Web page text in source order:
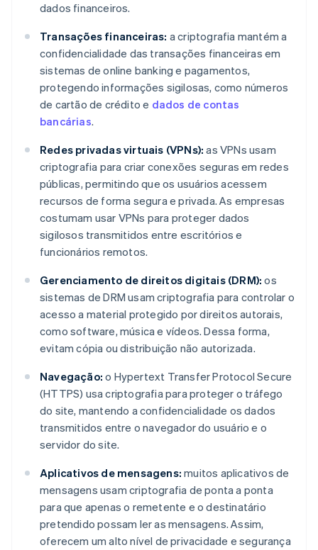
dados financeiros.
Transações financeiras: a criptografia mantém a
confidencialidade das transações financeiras em
sistemas de online banking e pagamentos,
protegendo informações sigilosas, como números
de cartão de crédito e dados de contas
bancárias.
Redes privadas virtuais (VPNs): as VPNs usam
criptografia para criar conexões seguras em redes
públicas, permitindo que os usuários acessem
recursos de forma segura e privada. As empresas
costumam usar VPNs para proteger dados
sigilosos transmitidos entre escritórios e
funcionários remotos.
Gerenciamento de direitos digitais (DRM): os
sistemas de DRM usam criptografia para controlar o
acesso a material protegido por direitos autorais,
como software, música e vídeos. Dessa forma,
evitam cópia ou distribuição não autorizada.
Navegação: o Hypertext Transfer Protocol Secure
(HTTPS) usa criptografia para proteger o tráfego
do site, mantendo a confidencialidade os dados
transmitidos entre o navegador do usuário e o
servidor do site.
Aplicativos de mensagens: muitos aplicativos de
mensagens usam criptografia de ponta a ponta
para que apenas o remetente e o destinatário
pretendido possam ler as mensagens. Assim,
oferecem um alto nível de privacidade e segurança